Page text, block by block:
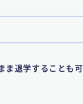
ま退学することも